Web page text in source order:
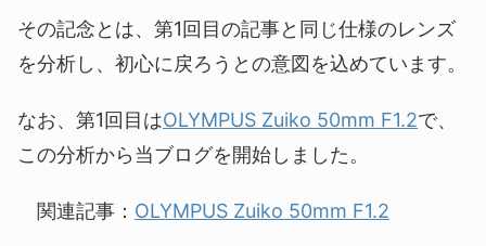
その記念とは、第1回目の記事と同じ仕様のレンズ
を分析し、初心に戻ろうとの意図を込めています。
なお、第1回目はOLYMPUS Zuiko 50mm F1.2で、
この分析から当ブログを開始しました。
関連記事： OLYMPUS Zuiko 50mm F1.2